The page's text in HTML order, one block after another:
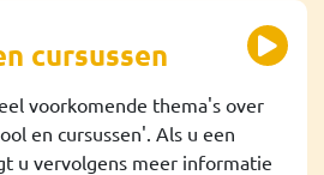
cursussen
voorkomende thema's over
en cursussen'. Als u een
u vervolgens meer informatie